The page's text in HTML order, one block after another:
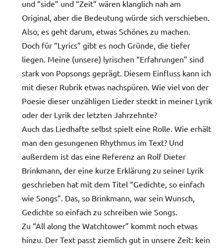
und “side” und “Zeit” wären klanglich nah am
Original, aber die Bedeutung würde sich verschieben.
Also, es geht darum, etwas Schönes zu machen.
Doch für “Lyrics” gibt es noch Gründe, die tiefer
liegen. Meine (unsere) lyrischen “Erfahrungen” sind
stark von Popsongs geprägt. Diesem Einfluss kann ich
mit dieser Rubrik etwas nachspüren. Wie viel von der
Poesie dieser unzähligen Lieder steckt in meiner Lyrik
oder der Lyrik der letzten Jahrzehnte?
Auch das Liedhafte selbst spielt eine Rolle. Wie erhält
man den gesungenen Rhythmus im Text? Und
außerdem ist das eine Referenz an Rolf Dieter
Brinkmann, der eine kurze Erklärung zu seiner Lyrik
geschrieben hat mit dem Titel “Gedichte, so einfach
wie Songs”. Das, so Brinkmann, war sein Wunsch,
Gedichte so einfach zu schreiben wie Songs.
Zu “All along the Watchtower” kommt noch etwas
hinzu. Der Text passt ziemlich gut in unsere Zeit: kein